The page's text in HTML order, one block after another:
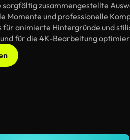
zusammengestellte
Momente und professionelle
animierte Hintergründe und
für die 4K-Bearbeitung